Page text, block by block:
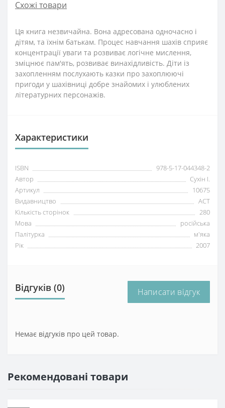
Схожі товари
Ця книга незвичайна. Вона адресована одночасно і
дітям, та їхнім батькам. Процес навчання шахів сприяє
концентрації уваги та розвиває логічне мислення,
зміцнює пам'ять, розвиває винахідливість. Діти із
захопленням послухають казки про захоплюючі
пригоди у шахівниці добре знайомих і улюблених
літературних персонажів.
Характеристики
ISBN
978-5-17-044348-2
Автор
Сухін І.
Артикул
10675
Видавництво
АСТ
Кількість сторінок
280
Мова
російська
Палітурка
м'яка
Рік
2007
Відгуків (0) Написати відгук
Немає відгуків про цей товар.
Рекомендовані товари